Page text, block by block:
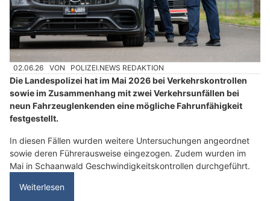
02.06.26 VON POLIZEI.NEWS REDAKTION
Die Landespolizei hat im Mai 2026 bei Verkehrskontrollen
sowie im Zusammenhang mit zwei Verkehrsunfällen bei
neun Fahrzeuglenkenden eine mögliche Fahrunfähigkeit
festgestellt.
In diesen Fällen wurden weitere Untersuchungen angeordnet
sowie deren Führerausweise eingezogen. Zudem wurden im
Mai in Schaanwald Geschwindigkeitskontrollen durchgeführt.
Weiterlesen